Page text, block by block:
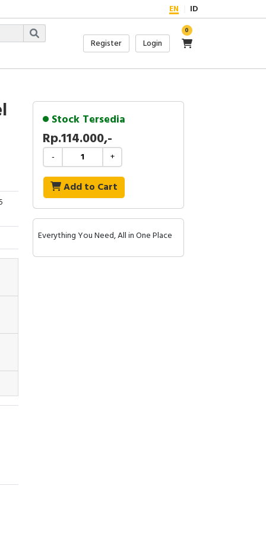
EN ID
Register Login
0
Stock Tersedia
Rp.114.000,-
- +
Add to Cart
Everything You Need, All in One Place